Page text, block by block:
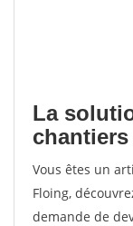
La
Vous êtes un
Floing,
demande de